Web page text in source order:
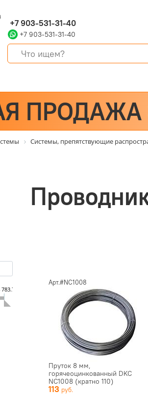
+7 903-531-31-40
+7 903-531-31-40
ПРОДАЖА
Системы, препятствующие
Арт.#NC1008
Пруток 8 мм,
горячеоцинкованный DKC
NC1008 (кратно 110)
113